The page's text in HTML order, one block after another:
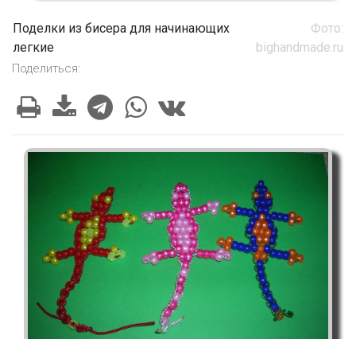
Поделки из бисера для начинающих
легкие
Фото:
bighandmade.ru
Поделиться: